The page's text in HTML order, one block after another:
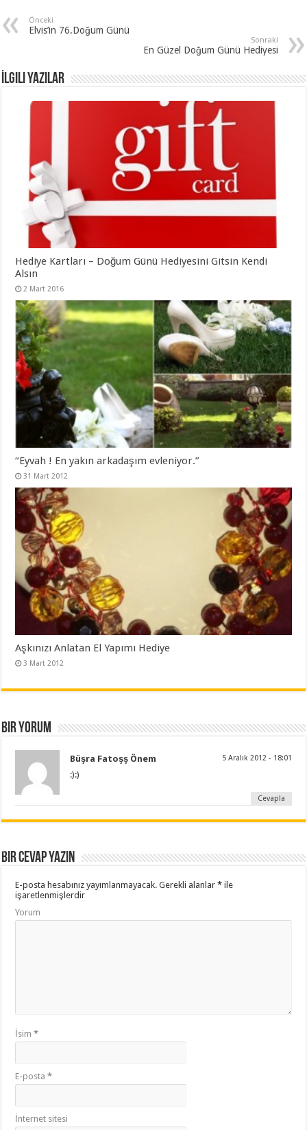
Önceki
Elvis’in 76.Doğum Günü
Sonraki
En Güzel Doğum Günü Hediyesi
İlgili Yazılar
Hediye Kartları – Doğum Günü Hediyesini Gitsin Kendi
Alsın
2 Mart 2016
“Eyvah ! En yakın arkadaşım evleniyor.”
31 Mart 2012
Aşkınızı Anlatan El Yapımı Hediye
3 Mart 2012
Bir yorum
Büşra Fatoşş Önem 5 Aralık 2012 - 18:01
:):)
Cevapla
Bir cevap yazın
E-posta hesabınız yayımlanmayacak. Gerekli alanlar* ile
işaretlenmişlerdir
Yorum
İsim*
E-posta*
İnternet sitesi